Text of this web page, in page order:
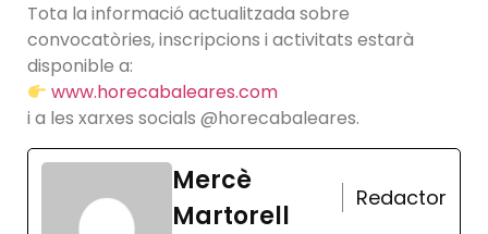
Tota la informació actualitzada sobre
convocatòries, inscripcions i activitats estarà
disponible a:
www.horecabaleares.com
i a les xarxes socials @horecabaleares.
Mercè
Martorell
Redactor